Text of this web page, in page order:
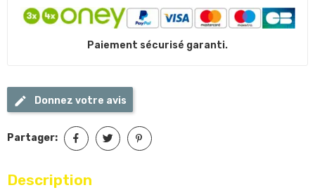
Paiement sécurisé garanti.
Donnez votre avis
Partager:
Description